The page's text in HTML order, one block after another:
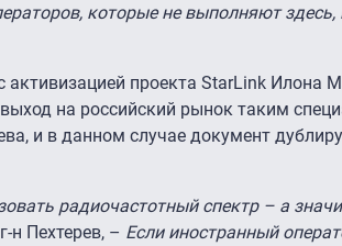
которые не выполняют здесь,
проекта StarLink Илона
на российский рынок таким
и в данном случае документ
радиочастотный спектр – а
н Пехтерев, – Если иностранный